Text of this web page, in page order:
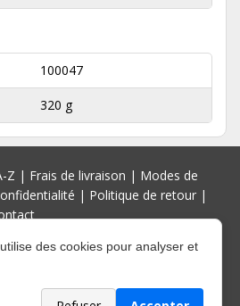
100047
320 g
Z | Frais de livraison | Modes de
| Politique de retour |
des cookies pour analyser et